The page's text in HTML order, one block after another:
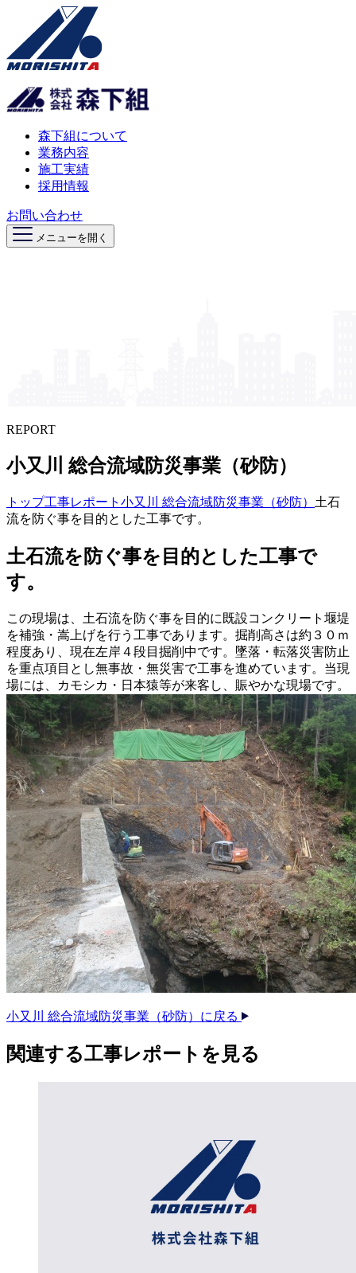
森下組について
業務内容
施工実績
採用情報
お問い合わせ
メニューを開く
REPORT
小又川 総合流域防災事業​（砂防）
トップ工事レポート 小又川 総合流域防災事業（砂防） 土石
流を防ぐ事を目的とした工事です。
土石流を防ぐ事を目的とした工事で
す。
この現場は、土石流を防ぐ事を目的に既設コンクリート堰堤
を補強・嵩上げを行う工事であります。掘削高さは約３０ｍ
程度あり、現在左岸４段目掘削中です。墜落・転落災害防止
を重点項目とし無事故・無災害で工事を進めています。当現
場には、カモシカ・日本猿等が来客し、賑やかな現場です。
小又川 総合流域防災事業（砂防）に戻る
関連する​工事レポートを​見る​